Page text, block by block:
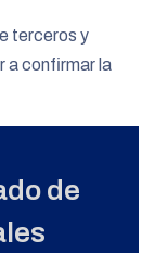
terceros y
a confirmar la
de